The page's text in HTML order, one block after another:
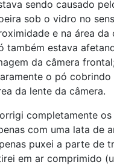
sendo causado
sob o vidro no
e na área da
também estava
da câmera
o pó
da lente da câmera.
completamente
com uma lata de
puxei a parte de
em ar comprimido